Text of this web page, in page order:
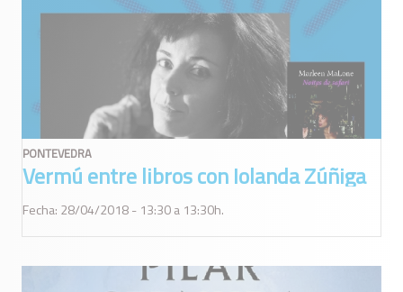
PONTEVEDRA
Vermú entre libros con Iolanda Zúñiga
Fecha: 28/04/2018 - 13:30 a 13:30h.